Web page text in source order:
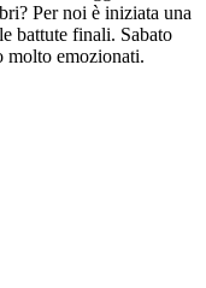
Per noi è iniziata una
battute finali. Sabato
molto emozionati.